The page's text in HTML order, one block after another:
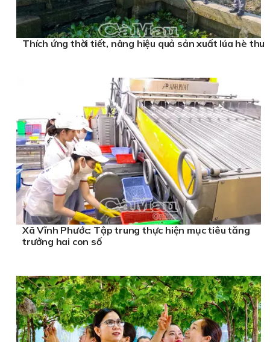
Thích ứng thời tiết, nâng hiệu quả sản xuất lúa hè thu
Xã Vĩnh Phước: Tập trung thực hiện mục tiêu tăng
trưởng hai con số